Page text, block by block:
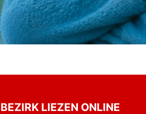
BEZIRK LIEZEN ONLINE